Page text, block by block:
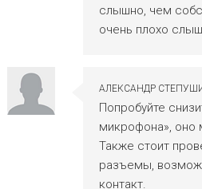
слышно, чем
очень плохо
АЛЕКСАНДР
Попробуйте
микрофона», оно
Также стоит
разъемы,
контакт.